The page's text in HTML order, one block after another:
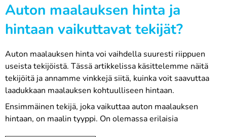
Auton maalauksen hinta ja
hintaan vaikuttavat tekijät?
Auton maalauksen hinta voi vaihdella suuresti riippuen
useista tekijöistä. Tässä artikkelissa käsittelemme näitä
tekijöitä ja annamme vinkkejä siitä, kuinka voit saavuttaa
laadukkaan maalauksen kohtuulliseen hintaan.
Ensimmäinen tekijä, joka vaikuttaa auton maalauksen
hintaan, on maalin tyyppi. On olemassa erilaisia